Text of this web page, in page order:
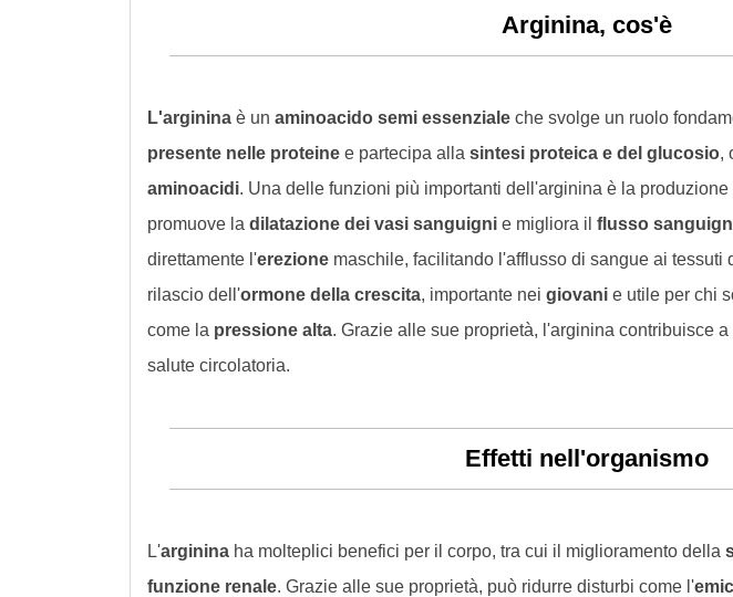
Arginina, cos'è
L'arginina è un aminoacido semi essenziale che svolge un ruolo
presente nelle proteine e partecipa alla sintesi proteica e del glucosio,
aminoacidi. Una delle funzioni più importanti dell'arginina è la produzione
promuove la dilatazione dei vasi sanguigni e migliora il flusso
direttamente l'erezione maschile, facilitando l'afflusso di sangue ai tessuti
rilascio dell'ormone della crescita, importante nei giovani e utile per chi
come la pressione alta. Grazie alle sue proprietà, l'arginina contribuisce
salute circolatoria.
Effetti nell'organismo
L'arginina ha molteplici benefici per il corpo, tra cui il miglioramento della
funzione renale. Grazie alle sue proprietà, può ridurre disturbi come l'